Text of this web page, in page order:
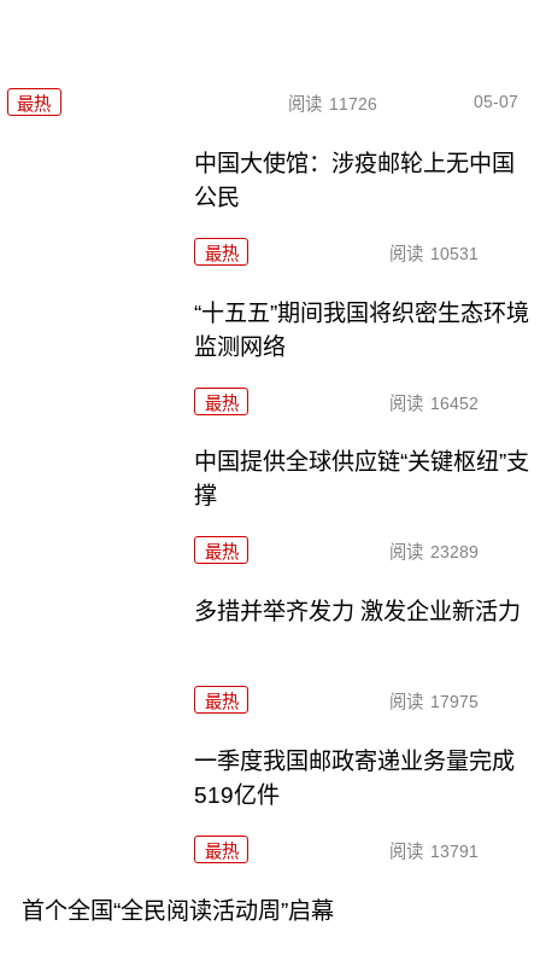
最热 阅读 11726 05-07
中国大使馆：涉疫邮轮上无中国
公民
最热 阅读 10531
“十五五”期间我国将织密生态环境
监测网络
最热 阅读 16452
中国提供全球供应链“关键枢纽”支
撑
最热 阅读 23289
多措并举齐发力 激发企业新活力
最热 阅读 17975
一季度我国邮政寄递业务量完成
519亿件
最热 阅读 13791
首个全国“全民阅读活动周”启幕